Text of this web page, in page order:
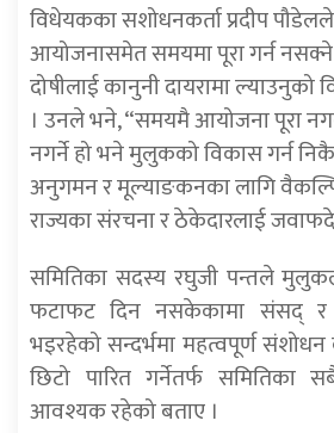
विधेयकका सशोधनकर्ता प्रदीप पौडेलले
आयोजनासमेत समयमा पूरा गर्न नसक्ने
दोषीलाई कानुनी दायरामा
। उनले भने, “समयमै आयोजना पूरा
नगर्ने हो भने मुलुकको विकास गर्न
अनुगमन र मूल्याङकनका लागि
राज्यका संरचना र ठेकेदारलाई
समितिका सदस्य रघुजी पन्तले
फटाफट दिन नसकेकामा संसद्
भइरहेको सन्दर्भमा महत्वपूर्ण
छिटो पारित गर्नेतर्फ
आवश्यक रहेको बताए ।